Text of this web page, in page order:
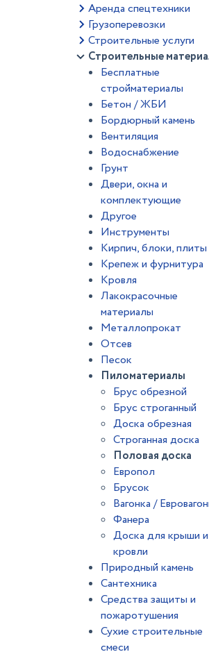
Аренда спецтехники
Грузоперевозки
Строительные услуги
Строительные
Бесплатные
стройматериалы
Бетон / ЖБИ
Бордюрный камень
Вентиляция
Водоснабжение
Грунт
Двери, окна и
комплектующие
Другое
Инструменты
Кирпич, блоки, плиты
Крепеж и фурнитура
Кровля
Лакокрасочные
материалы
Металлопрокат
Отсев
Песок
Пиломатериалы
Брус обрезной
Брус строганный
Доска обрезная
Строганная доска
Половая доска
Европол
Брусок
Вагонка /
Фанера
Доска для крыши и
кровли
Природный камень
Сантехника
Средства защиты и
пожаротушения
Сухие строительные
смеси